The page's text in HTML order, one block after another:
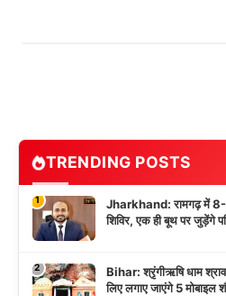
TRENDING POSTS
1
Jharkhand: रामगढ़ में 8-
शिविर, एक ही बूथ पर जुड़ेंगे
2
Bihar: श्रृंगीऋषि धाम
लिए लगाए जाएंगे 5 मोबाइल